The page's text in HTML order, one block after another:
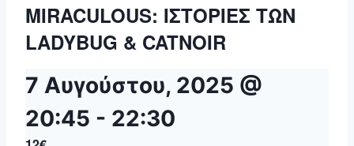
MIRACULOUS: ΙΣΤΟΡΙΕΣ ΤΩΝ
LADYBUG & CATNOIR
7 Αυγούστου, 2025 @
20:45 - 22:30